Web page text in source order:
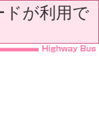
ドが利用で